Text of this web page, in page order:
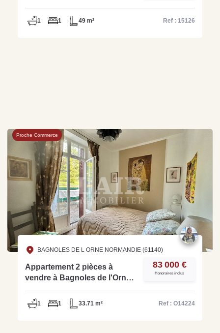
1 1 49 m² Ref : 15126
Proche Commerce
BAGNOLES DE L ORNE NORMANDIE (61140)
Appartement 2 pièces à
vendre à Bagnoles de l'Orne -
83 000 €
Honoraires inclus
1 1 33.71 m² Ref : O14224